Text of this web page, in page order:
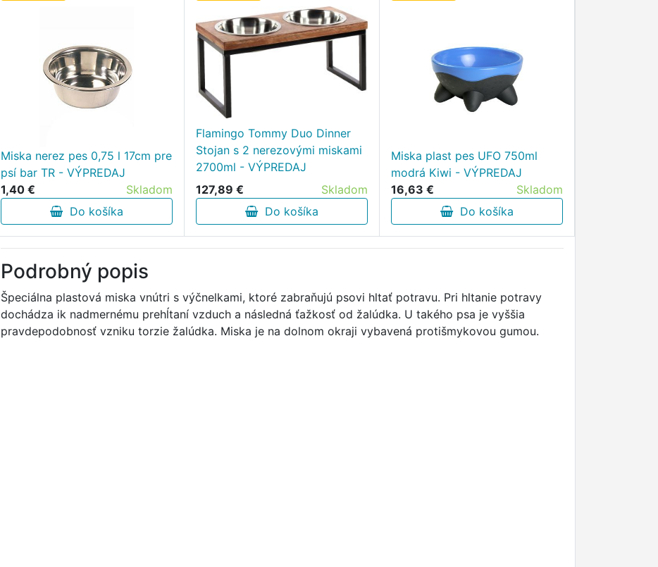
Miska nerez pes 0,75 l 17cm pre
psí bar TR - VÝPREDAJ
1,40 €
Skladom
Do košíka
Flamingo Tommy Duo Dinner
Stojan s 2 nerezovými miskami
2700ml - VÝPREDAJ
127,89 €
Skladom
Do košíka
Miska plast pes UFO 750ml
modrá Kiwi - VÝPREDAJ
16,63 €
Skladom
Do košíka
Podrobný popis
Špeciálna plastová miska vnútri s výčnelkami, ktoré zabraňujú psovi hltať potravu. Pri hltanie potravy
dochádza ik nadmernému prehĺtaní vzduch a následná ťažkosť od žalúdka. U takého psa je vyššia
pravdepodobnosť vzniku torzie žalúdka. Miska je na dolnom okraji vybavená protišmykovou gumou.